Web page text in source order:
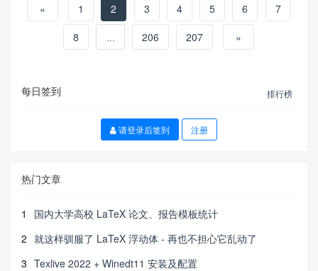
« 1 2 3 4 5 6
7
8
... 206 207 »
每日签到 排行榜
请登录后签到 注册
热门文章
1
国内大学高校 LaTeX 论文、报告模板统计
2 就这样驯服了 LaTeX 浮动体 - 再也不担心它乱动了
3 Texlive 2022 + Winedt11 安装及配置